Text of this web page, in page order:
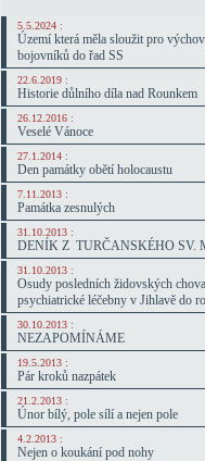
5.5.2024 :
Území která měla sloužit pro
bojovníků do řad SS
22.6.2019 :
Historie důlního díla nad Rounkem
26.12.2016 :
Veselé Vánoce
27.1.2014 :
Den památky obětí holocaustu
7.11.2013 :
Památka zesnulých
31.10.2013 :
DENÍK Z TURČANSKÉHO SV.
31.10.2013 :
Osudy posledních židovských
psychiatrické léčebny v Jihlavě do
30.10.2013 :
NEZAPOMÍNÁME
19.5.2013 :
Pár kroků nazpátek
21.2.2013 :
Únor bílý, pole sílí a nejen pole
4.2.2013 :
Nejen o koukání pod nohy